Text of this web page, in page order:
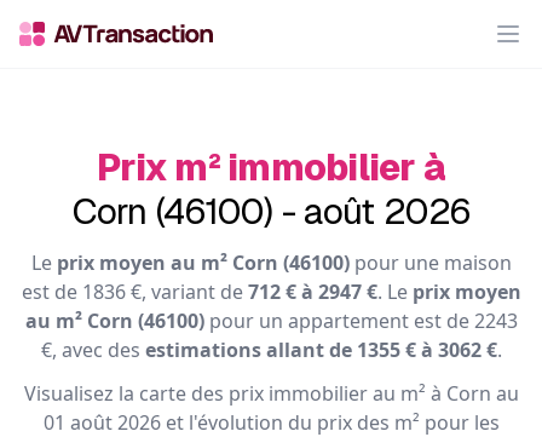
Prix m² immobilier à
Corn (46100) - août 2026
Le prix moyen au m² Corn (46100)pour une maison
est de 1836 €, variant de712 € à 2947 €. Le prix moyen
au m² Corn (46100)pour un appartement est de 2243
€, avec des estimations allant de 1355 € à 3062 €.
Visualisez la carte des prix immobilier au m² à Corn au
01 août 2026 et l'évolution du prix des m² pour les